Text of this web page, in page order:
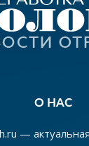
О НАС
—